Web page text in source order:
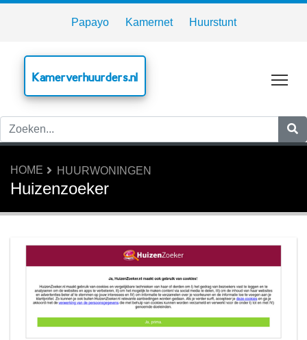
Papayo Kamernet Huurstunt
Kamerverhuurders.nl
HOME HUURWONINGEN
Huizenzoeker